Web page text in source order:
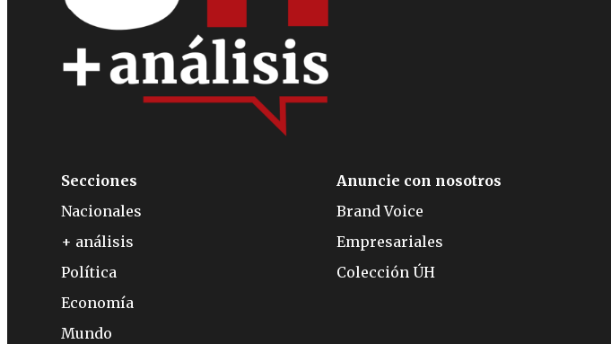
Secciones
Nacionales
+ análisis
Política
Economía
Mundo
Anuncie con nosotros
Brand Voice
Empresariales
Colección ÚH